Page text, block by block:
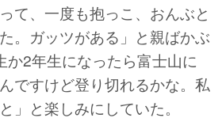
て、一度も抱っこ、おんぶと
。ガッツがある」と親ばかぶ
か2年生になったら富士山に
ですけど登り切れるかな。私
」と楽しみにしていた。